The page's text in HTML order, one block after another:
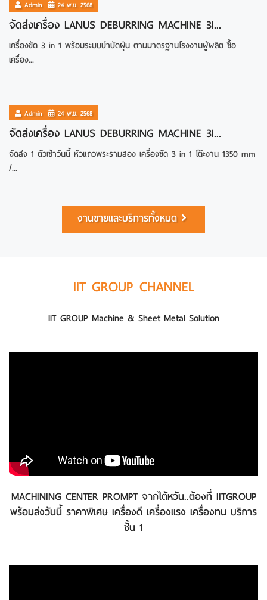
Admin 24 พ.ย. 2568
จัดส่งเครื่อง LANUS DEBURRING MACHINE 3I...
เครื่องขัด 3 in 1 พร้อมระบบบำบัดฝุ่น ตามมาตรฐานโรงงานผู้ผลิต ซื้อ
เครื่อง...
Admin 24 พ.ย. 2568
จัดส่งเครื่อง LANUS DEBURRING MACHINE 3I...
จัดส่ง 1 ตัวเช้าวันนี้ หัวแถวพระรามสอง เครื่องขัด 3 in 1 โต๊ะงาน 1350 mm
/...
งานขายและบริการทั้งหมด
IIT GROUP CHANNEL
IIT GROUP Machine & Sheet Metal Solution
MACHINING CENTER PROMPT จากไต้หวัน..ต้องที่ IITGROUP
พร้อมส่งวันนี้ ราคาพิเศษ เครื่องดี เครื่องแรง เครื่องทน บริการ
ชั้น 1